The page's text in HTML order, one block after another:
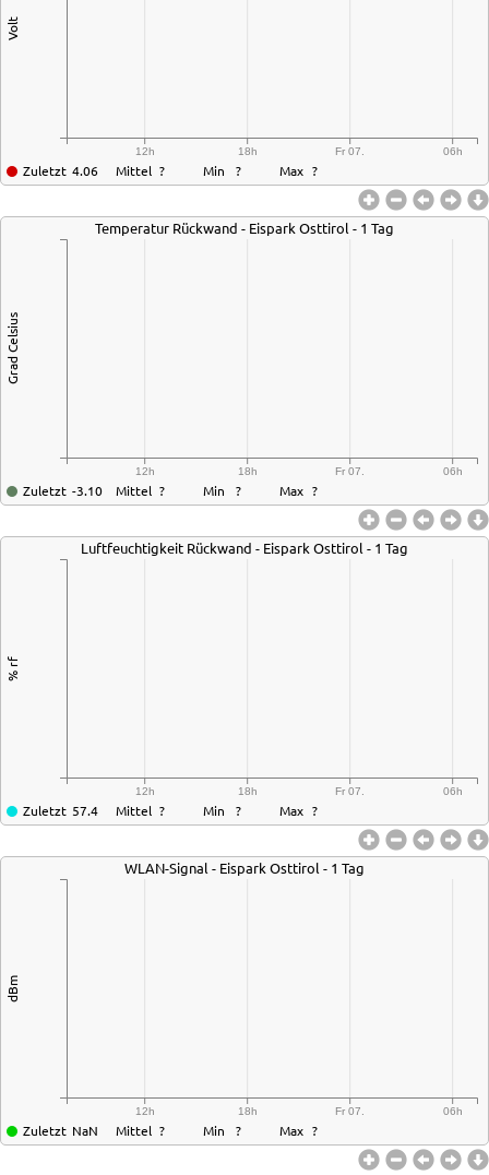
12h 18h Fr 07. 06h
Volt
Zuletzt 4.06 Mittel ? Min ? Max ?
Temperatur Rückwand - Eispark Osttirol - 1 Tag
12h 18h Fr 07. 06h
Grad Celsius
Zuletzt -3.10 Mittel ? Min ? Max ?
Luftfeuchtigkeit Rückwand - Eispark Osttirol - 1 Tag
12h 18h Fr 07. 06h
% rf
Zuletzt 57.4 Mittel ? Min ? Max ?
WLAN-Signal - Eispark Osttirol - 1 Tag
12h 18h Fr 07. 06h
dBm
Zuletzt NaN Mittel ? Min ? Max ?